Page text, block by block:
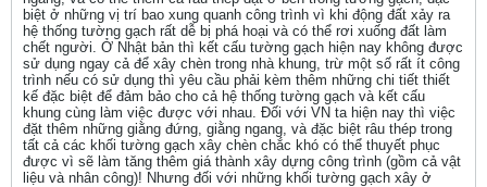
biệt ở những vị trí bao xung quanh công trình vì khi động đất xảy ra
hệ thống tường gạch rất dễ bị phá hoại và có thể rơi xuống đất làm
chết người. Ở Nhật bản thì kết cấu tường gạch hiện nay không được
sử dụng ngay cả để xây chèn trong nhà khung, trừ một số rất ít công
trình nếu có sử dụng thì yêu cầu phải kèm thêm những chi tiết thiết
kế đặc biệt để đảm bảo cho cả hệ thống tường gạch và kết cấu
khung cùng làm việc được với nhau. Đối với VN ta hiện nay thì việc
đặt thêm những giằng đứng, giằng ngang, và đặc biệt râu thép trong
tất cả các khối tường gạch xây chèn chắc khó có thể thuyết phục
được vì sẽ làm tăng thêm giá thành xây dựng công trình (gồm cả vật
liệu và nhân công)! Nhưng đối với những khối tường gạch xây ở